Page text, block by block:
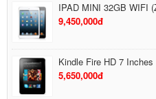
IPAD MINI 32GB WIFI
9,450,000đ
Kindle Fire HD 7 Inches
5,650,000đ